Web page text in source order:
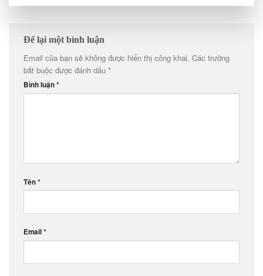
Để lại một bình luận
Email của bạn sẽ không được hiển thị công khai. Các trường
bắt buộc được đánh dấu *
Bình luận*
Tên*
Email*